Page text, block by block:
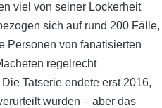
viel von seiner Lockerheit
sich auf rund 200 Fälle,
Personen von fanatisierten
regelrecht
Tatserie endete erst 2016,
wurden – aber das